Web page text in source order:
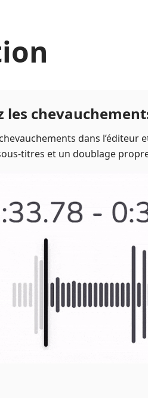
les
dans l’éditeur
titres et un doublage